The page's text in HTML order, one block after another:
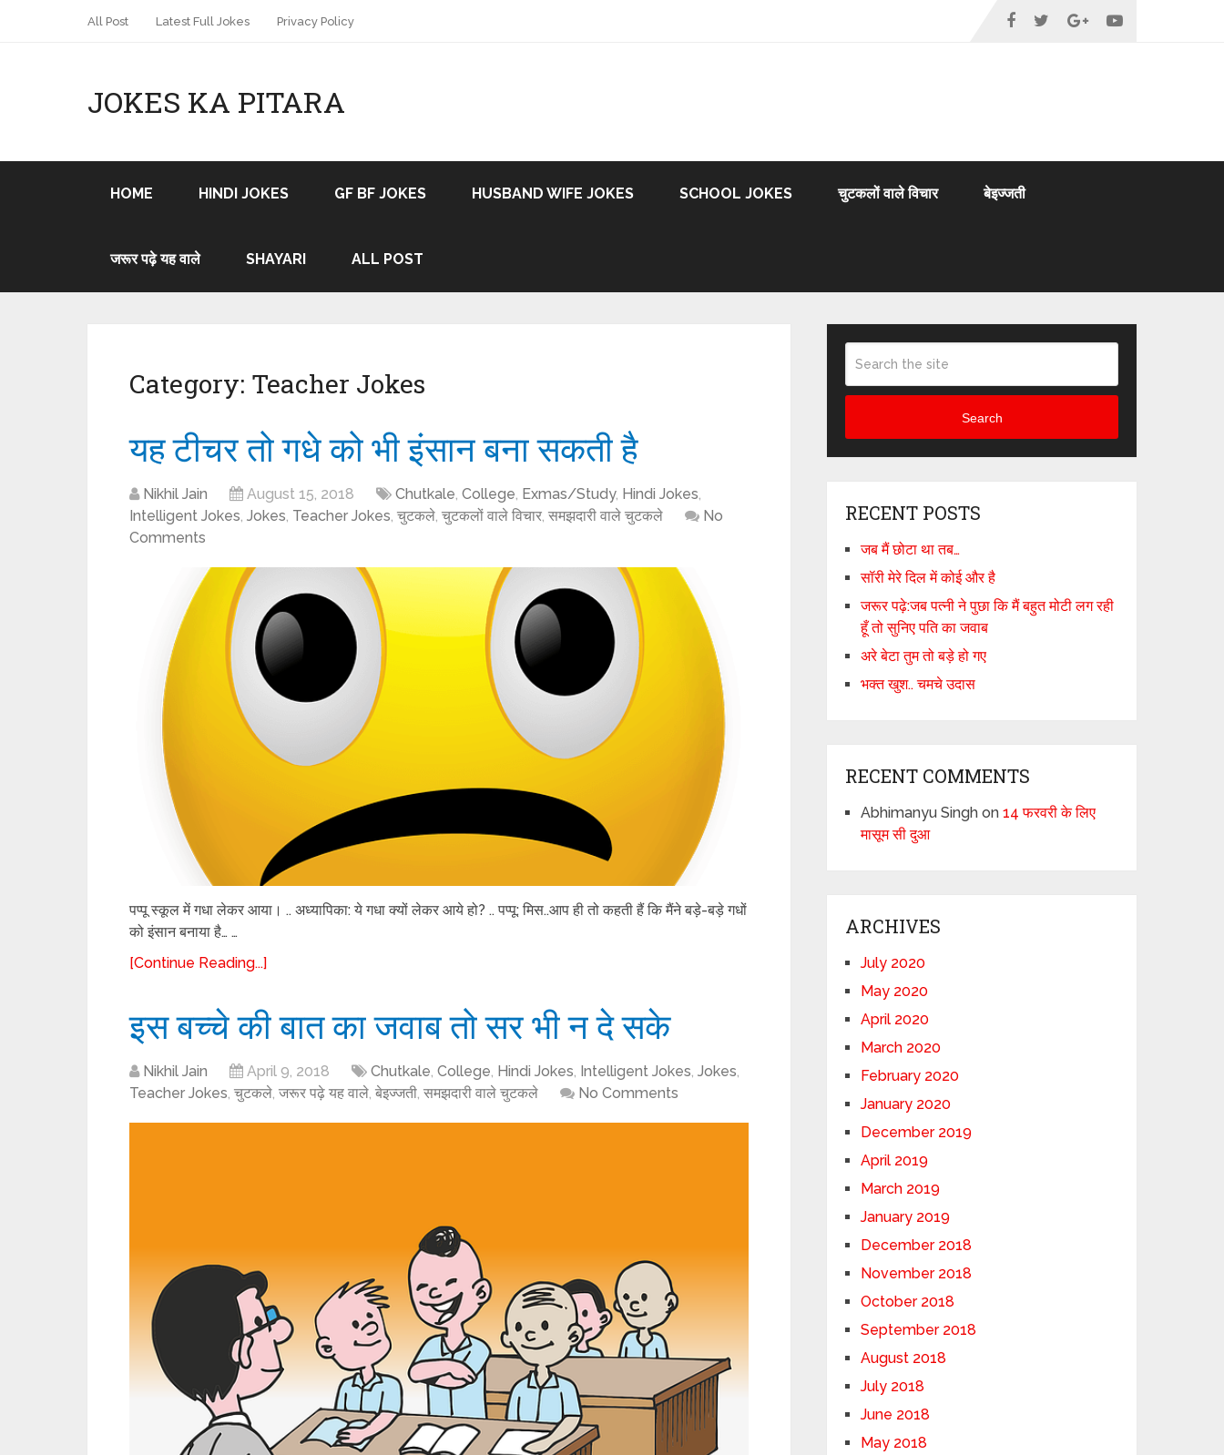
All Post Latest Full Jokes Privacy Policy
JOKES KA PITARA
HOME HINDI JOKES GF BF JOKES HUSBAND WIFE JOKES SCHOOL JOKES चुटकलों वाले विचार बेइज्जती
जरूर पढ़े यह वाले SHAYARI ALL POST
Category: Teacher Jokes
यह टीचर तो गधे को भी इंसान बना सकती है
Nikhil Jain August 15, 2018 Chutkale, College, Exmas/Study, Hindi Jokes,
Intelligent Jokes, Jokes, Teacher Jokes, चुटकले, चुटकलों वाले विचार, समझदारी वाले चुटकले
No
Comments
पप्पू स्कूल में गधा लेकर आया। .. अध्यापिका: ये गधा क्यों लेकर आये हो? .. पप्पू: मिस..आप ही तो कहती हैं कि मैंने बड़े-बड़े गधों
को इंसान बनाया है… …
[Continue Reading...]
इस बच्चे की बात का जवाब तो सर भी न दे सके
Nikhil Jain April 9, 2018 Chutkale, College, Hindi Jokes, Intelligent Jokes, Jokes,
Teacher Jokes, चुटकले, जरूर पढ़े यह वाले, बेइज्जती, समझदारी वाले चुटकले No Comments
Search
RECENT POSTS
जब मैं छोटा था तब…
सॉरी मेरे दिल में कोई और है
जरूर पढ़े:जब पत्नी ने पुछा कि मैं बहुत मोटी लग रही
हूँ तो सुनिए पति का जवाब
अरे बेटा तुम तो बड़े हो गए
भक्त खुश.. चमचे उदास
RECENT COMMENTS
Abhimanyu Singh on14 फरवरी के लिए
मासूम सी दुआ
ARCHIVES
July 2020
May 2020
April 2020
March 2020
February 2020
January 2020
December 2019
April 2019
March 2019
January 2019
December 2018
November 2018
October 2018
September 2018
August 2018
July 2018
June 2018
May 2018